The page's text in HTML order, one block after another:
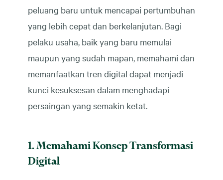
peluang baru untuk mencapai pertumbuhan
yang lebih cepat dan berkelanjutan. Bagi
pelaku usaha, baik yang baru memulai
maupun yang sudah mapan, memahami dan
memanfaatkan tren digital dapat menjadi
kunci kesuksesan dalam menghadapi
persaingan yang semakin ketat.
1. Memahami Konsep Transformasi
Digital